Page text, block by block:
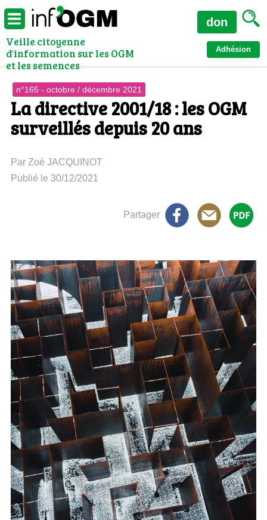
Veille citoyenne
d'information sur les OGM
et les semences
Adhésion
don
n°165 - octobre / décembre 2021
La directive 2001/18 : les OGM
surveillés depuis 20 ans
Par Zoé JACQUINOT
Publié le 30/12/2021
Partager